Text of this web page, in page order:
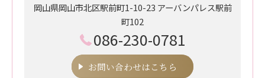
岡山県岡山市北区駅前町1-10-23 アーバンパレス駅前
町102
086-230-0781
お問い合わせはこちら